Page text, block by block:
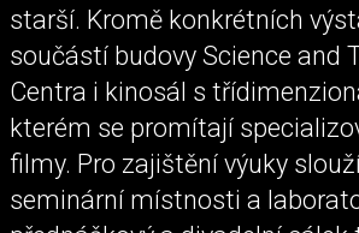
starší. Kromě konkrétních
součástí budovy Science and
Centra i kinosál s
kterém se promítají
filmy. Pro zajištění výuky
seminární místnosti a